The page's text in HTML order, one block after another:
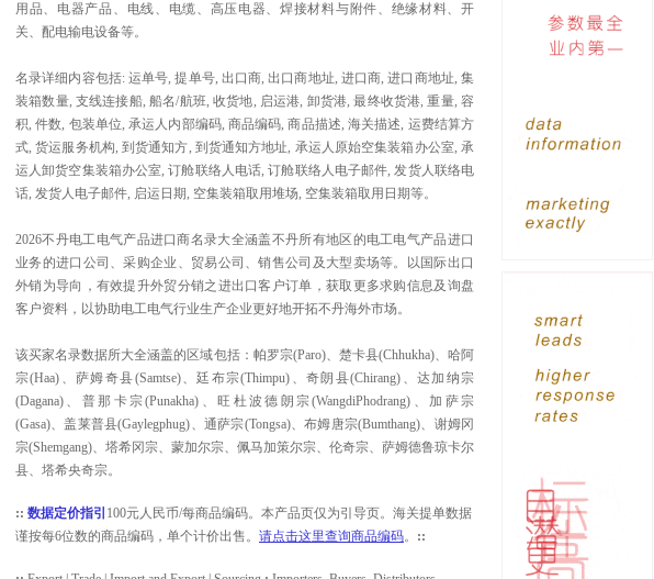
用品、电器产品、电线、电缆、高压电器、焊接材料与附件、绝缘材料、开
关、配电输电设备等。
名录详细内容包括: 运单号, 提单号, 出口商, 出口商地址, 进口商, 进口商地址, 集
装箱数量, 支线连接船, 船名/航班, 收货地, 启运港, 卸货港, 最终收货港, 重量, 容
积, 件数, 包装单位, 承运人内部编码, 商品编码, 商品描述, 海关描述, 运费结算方
式, 货运服务机构, 到货通知方, 到货通知方地址, 承运人原始空集装箱办公室, 承
运人卸货空集装箱办公室, 订舱联络人电话, 订舱联络人电子邮件, 发货人联络电
话, 发货人电子邮件, 启运日期, 空集装箱取用堆场, 空集装箱取用日期等。
2026不丹电工电气产品进口商名录大全涵盖不丹所有地区的电工电气产品进口
业务的进口公司、采购企业、贸易公司、销售公司及大型卖场等。以国际出口
外销为导向，有效提升外贸分销之进出口客户订单，获取更多求购信息及询盘
客户资料，以协助电工电气行业生产企业更好地开拓不丹海外市场。
该买家名录数据所大全涵盖的区域包括：帕罗宗(Paro)、楚卡县(Chhukha)、哈阿
宗(Haa)、萨姆奇县(Samtse)、廷布宗(Thimpu)、奇朗县(Chirang)、达加纳宗
(Dagana)、普那卡宗(Punakha)、旺杜波德朗宗(WangdiPhodrang)、加萨宗
(Gasa)、盖莱普县(Gaylegphug)、通萨宗(Tongsa)、布姆唐宗(Bumthang)、谢姆冈
宗(Shemgang)、塔希冈宗、蒙加尔宗、佩马加策尔宗、伦奇宗、萨姆德鲁琼卡尔
县、塔希央奇宗。
:: 数据定价指引 100元人民币/每商品编码。本产品页仅为引导页。海关提单数据
谨按每6位数的商品编码，单个计价出售。 请点击这里查询商品编码。 ::